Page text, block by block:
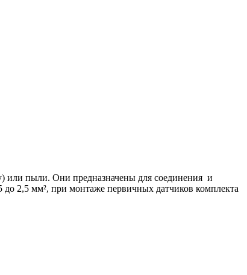
или пыли. Они предназначены для соединения и
2,5 мм², при монтаже первичных датчиков комплекта